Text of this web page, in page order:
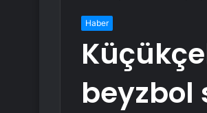
Haber
beyzbol